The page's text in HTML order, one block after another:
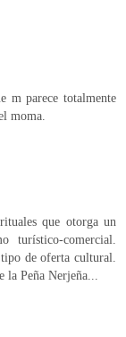
m parece totalmente
moma.
que otorga un
turístico-comercial.
de oferta cultural.
la Peña Nerjeña...